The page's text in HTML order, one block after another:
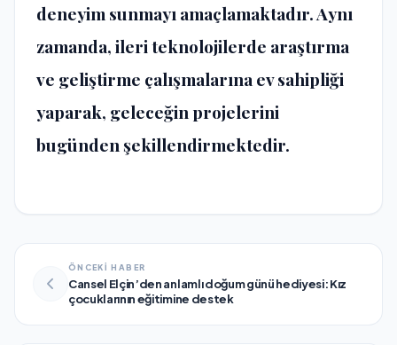
deneyim sunmayı amaçlamaktadır. Aynı
zamanda, ileri teknolojilerde araştırma
ve geliştirme çalışmalarına ev sahipliği
yaparak, geleceğin projelerini
bugünden şekillendirmektedir.
ÖNCEKİ HABER
Cansel Elçin’den anlamlı doğum günü hediyesi: Kız
çocuklarının eğitimine destek